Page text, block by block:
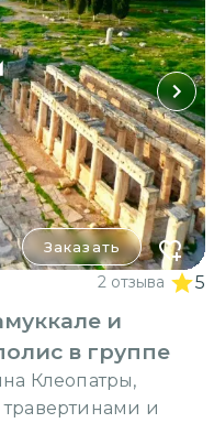
Заказать
2 отзыва 5
и
в группе
Клеопатры,
и